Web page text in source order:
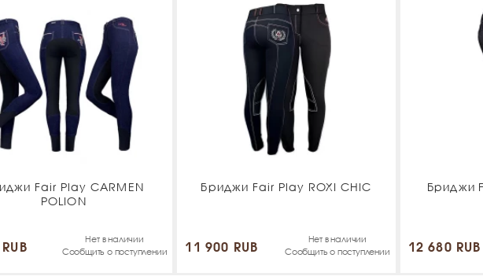
Fair Play CARMEN
POLION
Нет в наличии
Сообщить о поступлении
Бриджи Fair Play ROXI CHIC
11 900 RUB
Нет в наличии
Сообщить о поступлении
Бриджи
12 680 RUB